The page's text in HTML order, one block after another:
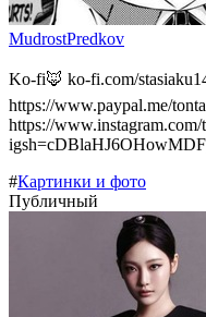
MudrostPredkov
Ko-fi🦊 ko-fi.com/
https://www.paypal.me/
https://www.instagram.com/
#Картинки и фото
Публичный